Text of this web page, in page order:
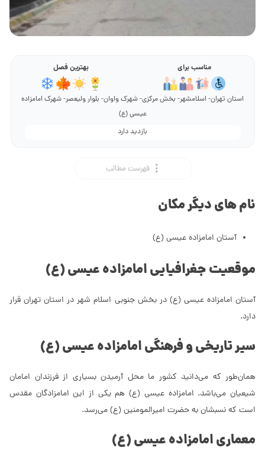
مناسب برای بهترین فصل
استان تهران- اسلامشهر- بخش مرکزی- شهرک واوان- بلوار ولیعصر- شهرک امامزاده
عیسی (ع)
بازدید دارد
فهرست مطالب
نام های دیگر مکان
آستان امامزاده عیسی (ع)
موقعیت جغرافیایی امامزاده عیسی (ع)
آستان امامزاده عیسی (ع) در بخش جنوبی اسلام شهر در استان تهران قرار
دارد.
سیر تاریخی و فرهنگی امامزاده عیسی (ع)
همان‌طور که می‌دانید کشور ما محل آرمیدن بسیاری از فرزندان امامان
شیعیان می‌باشد. امامزاده عیسی (ع) هم یکی از این امامزادگان مقدس
است که نسبشان به حضرت امیرالمومنین (ع) می‌رسد.
معماری امامزاده عیسی (ع)